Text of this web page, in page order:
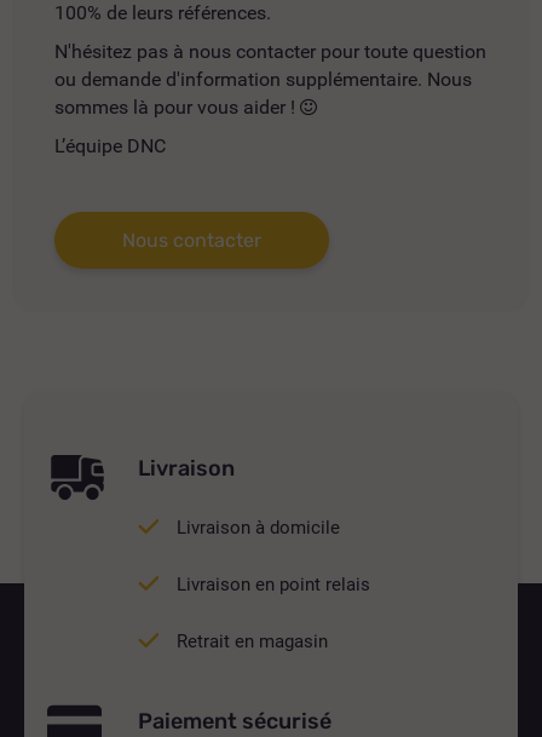
100% de leurs références.
N'hésitez pas à nous contacter pour toute question
ou demande d'information supplémentaire. Nous
sommes là pour vous aider !
L’équipe DNC
Nous contacter
Livraison
Livraison à domicile
Livraison en point relais
Retrait en magasin
Paiement sécurisé